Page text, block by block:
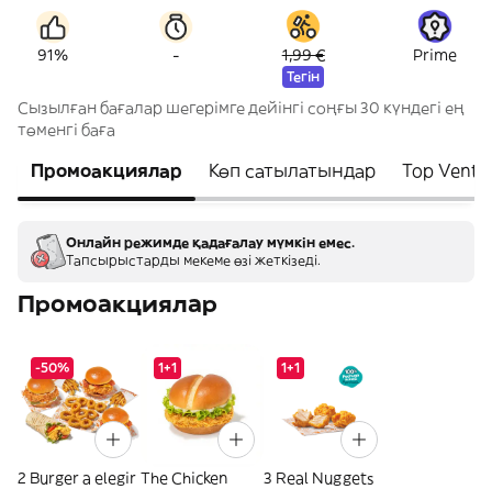
91% - 1,99 €
Тегін
Prime
Сызылған бағалар шегерімге дейінгі соңғы 30 күндегі ең
төменгі баға
Промоакциялар Көп сатылатындар Top
Онлайн режимде қадағалау мүмкін емес.
Тапсырыстарды мекеме өзі жеткізеді.
Промоакциялар
-50%
2 Burger a elegir
1+1
The Chicken
1+1
3 Real Nuggets